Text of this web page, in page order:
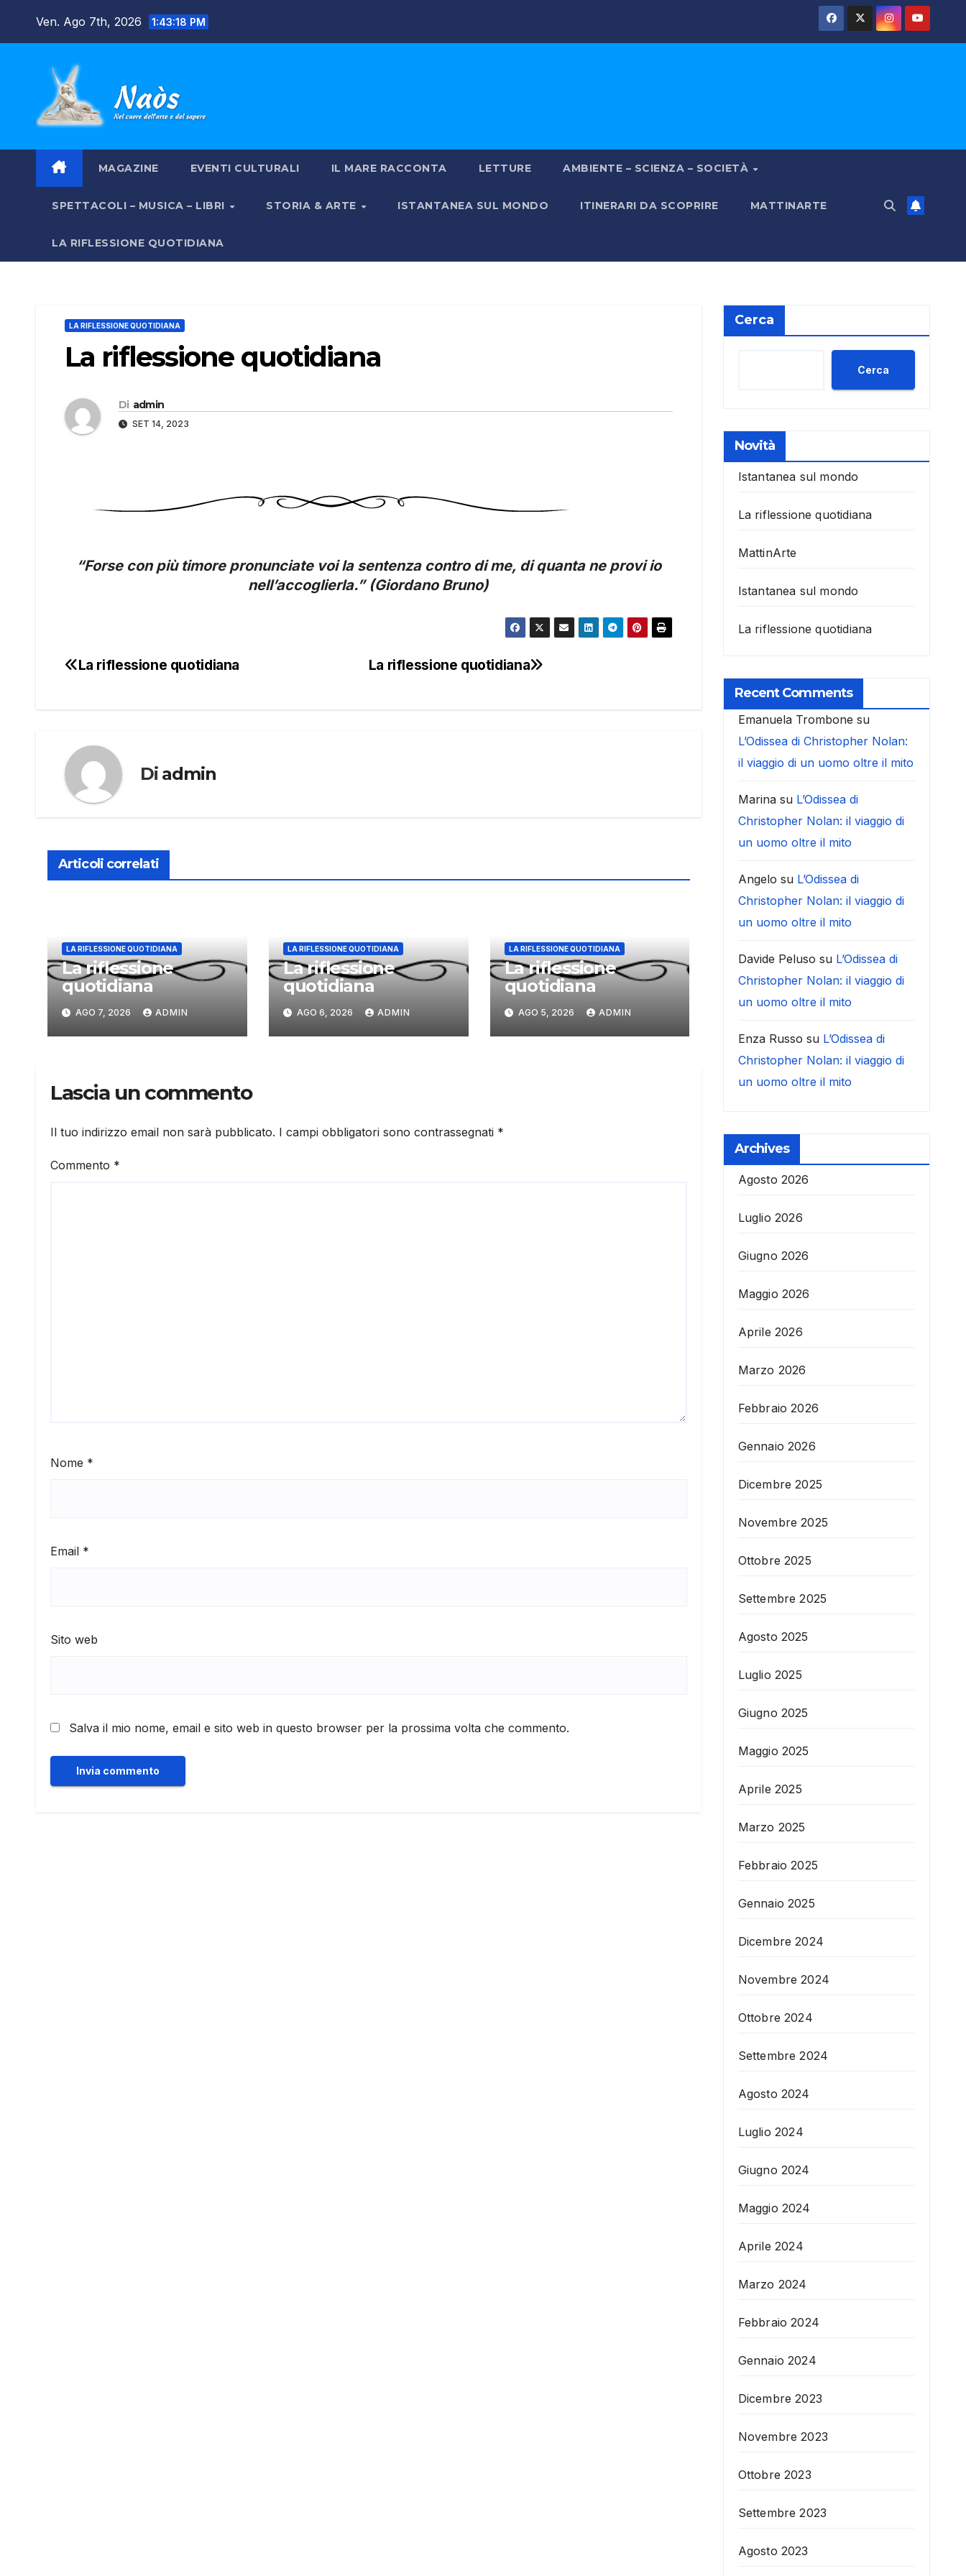
Ven. Ago 7th, 2026 1:43:19 PM
MAGAZINE EVENTI CULTURALI IL MARE RACCONTA LETTURE AMBIENTE – SCIENZA – SOCIETÀ
SPETTACOLI – MUSICA – LIBRI STORIA & ARTE ISTANTANEA SUL MONDO ITINERARI DA SCOPRIRE MATTINARTE
LA RIFLESSIONE QUOTIDIANA
LA RIFLESSIONE QUOTIDIANA
La riflessione quotidiana
Di admin
SET 14, 2023
“Forse con più timore pronunciate voi la sentenza contro di me, di quanta ne provi io
nell’accoglierla.” (Giordano Bruno)
Navigazione
La riflessione quotidiana
La riflessione quotidiana
Di admin
Articoli correlati
LA RIFLESSIONE QUOTIDIANA
La riflessione
quotidiana
AGO 7, 2026 ADMIN
LA RIFLESSIONE QUOTIDIANA
La riflessione
quotidiana
AGO 6, 2026 ADMIN
LA RIFLESSIONE QUOTIDIANA
La riflessione
quotidiana
AGO 5, 2026 ADMIN
Lascia un commento
Il tuo indirizzo email non sarà pubblicato. I campi obbligatori sono contrassegnati *
Commento *
Nome *
Email *
Sito web
Salva il mio nome, email e sito web in questo browser per la prossima volta che commento.
Cerca
Cerca
Novità
Istantanea sul mondo
La riflessione quotidiana
MattinArte
Istantanea sul mondo
La riflessione quotidiana
Recent Comments
Emanuela Trombone su
L’Odissea di Christopher Nolan:
il viaggio di un uomo oltre il mito
Marinasu L’Odissea di
Christopher Nolan: il viaggio di
un uomo oltre il mito
Angelo su L’Odissea di
Christopher Nolan: il viaggio di
un uomo oltre il mito
Davide Peluso su L’Odissea di
Christopher Nolan: il viaggio di
un uomo oltre il mito
Enza Russo su L’Odissea di
Christopher Nolan: il viaggio di
un uomo oltre il mito
Archives
Agosto 2026
Luglio 2026
Giugno 2026
Maggio 2026
Aprile 2026
Marzo 2026
Febbraio 2026
Gennaio 2026
Dicembre 2025
Novembre 2025
Ottobre 2025
Settembre 2025
Agosto 2025
Luglio 2025
Giugno 2025
Maggio 2025
Aprile 2025
Marzo 2025
Febbraio 2025
Gennaio 2025
Dicembre 2024
Novembre 2024
Ottobre 2024
Settembre 2024
Agosto 2024
Luglio 2024
Giugno 2024
Maggio 2024
Aprile 2024
Marzo 2024
Febbraio 2024
Gennaio 2024
Dicembre 2023
Novembre 2023
Ottobre 2023
Settembre 2023
Agosto 2023